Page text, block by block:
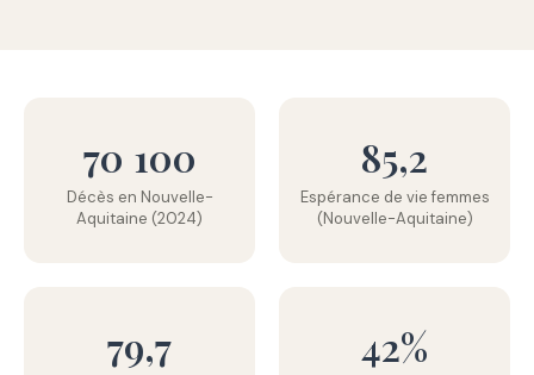
70 100
Décès en Nouvelle-
Aquitaine (2024)
85,2
Espérance de vie femmes
(Nouvelle-Aquitaine)
79,7 42%